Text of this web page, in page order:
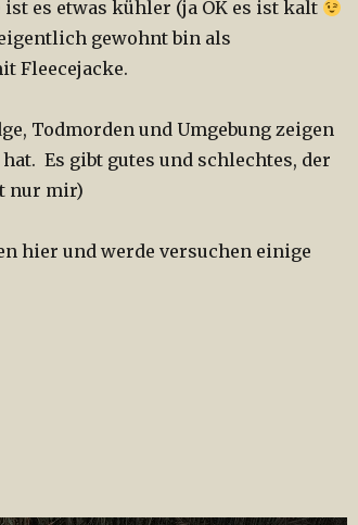
es etwas kühler (ja OK es ist kalt
gewohnt bin als
Fleecejacke.
Todmorden und Umgebung zeigen
Es gibt gutes und schlechtes, der
nur mir)
hier und werde versuchen einige